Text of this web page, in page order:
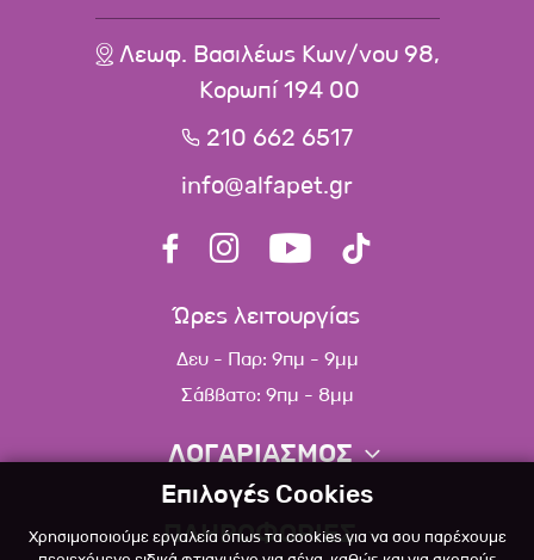
Λεωφ. Βασιλέως Κων/νου 98,
Κορωπί 194 00
210 662 6517
info@alfapet.gr
Ώρες λειτουργίας
Δευ - Παρ: 9πμ - 9μμ
Σάββατο: 9πμ - 8μμ
ΛΟΓΑΡΙΑΣΜΟΣ
Πληροφορίες λογαριασμού
ΠΛΗΡΟΦΟΡΙΕΣ
Επιλογές Cookies
Χρησιμοποιούμε εργαλεία όπως τα cookies για να σου παρέχουμε